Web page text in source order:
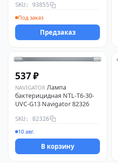
NAVIGATOR 93855
SKU: 93855
Под заказ
Предзаказ
537 ₽
NAVIGATOR Лампа
бактерицидная NTL-T6-30-
UVC-G13 Navigator 82326
SKU: 82326
10 авг.
В корзину